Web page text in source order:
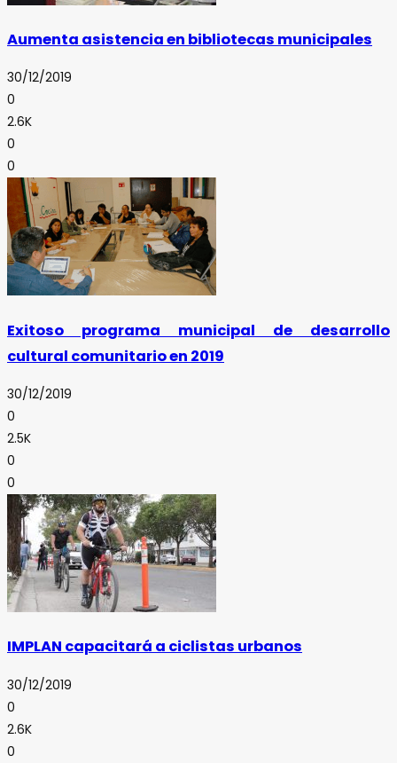
Aumenta asistencia en bibliotecas municipales
30/12/2019
0
2.6K
0
0
Exitoso programa municipal de desarrollo
cultural comunitario en 2019
30/12/2019
0
2.5K
0
0
IMPLAN capacitará a ciclistas urbanos
30/12/2019
0
2.6K
0